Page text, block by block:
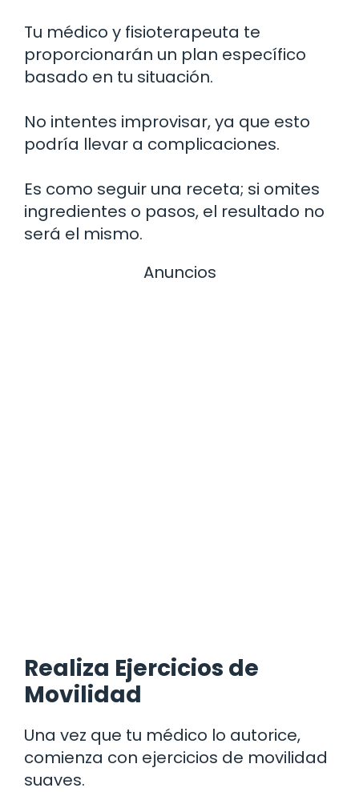
Tu médico y fisioterapeuta te
proporcionarán un plan específico
basado en tu situación.
No intentes improvisar, ya que esto
podría llevar a complicaciones.
Es como seguir una receta; si omites
ingredientes o pasos, el resultado no
será el mismo.
Anuncios
Realiza Ejercicios de
Movilidad
Una vez que tu médico lo autorice,
comienza con ejercicios de movilidad
suaves.